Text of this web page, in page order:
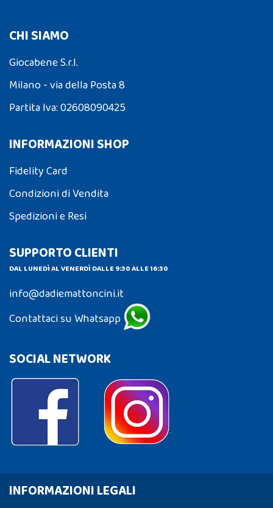
CHI SIAMO
Giocabene S.r.l.
Milano - via della Posta 8
Partita Iva: 02608090425
INFORMAZIONI SHOP
Fidelity Card
Condizioni di Vendita
Spedizioni e Resi
SUPPORTO CLIENTI
DAL LUNEDÌ AL VENERDÌ DALLE 9:30 ALLE 16:30
info@dadiemattoncini.it
Contattaci su Whatsapp
SOCIAL NETWORK
INFORMAZIONI LEGALI